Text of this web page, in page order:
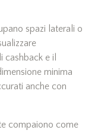
spazi laterali o
e il
minima
anche con
compaiono come